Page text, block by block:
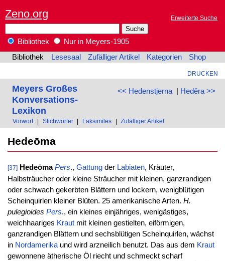
Zeno.org Erweiterte Suche
Bibliothek
Nur in Meyers-1905
Bibliothek
Lesesaal Zufälliger Artikel Kategorien Shop
DRUCKEN
<< Hedenstjerna| Hedĕra >>
Meyers Großes
Konversations-
Lexikon
Vorwort Stichwörter Faksimiles Zufälliger Artikel
Hedeōma
[37] Hedeōma Pers., Gattungder Labiaten, Kräuter,
Halbsträucher oder kleine Sträucher mit kleinen, ganzrandigen
oder schwach gekerbten Blättern und lockern, wenigblütigen
Scheinquirlen kleiner Blüten. 25 amerikanische Arten. H.
pulegioides Pers., ein kleines einjähriges, wenigästiges,
weichhaariges Krautmit kleinen gestielten, eiförmigen,
ganzrandigen Blättern und sechsblütigen Scheinquirlen, wächst
in Nordamerikaund wird arzneilich benutzt. Das aus dem Kraut
gewonnene ätherische Öl riecht und schmeckt scharf